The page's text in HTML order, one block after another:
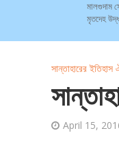
মালগুদাম
মৃতদেহ
সান্তাহারের ইতিহাস
April 15,